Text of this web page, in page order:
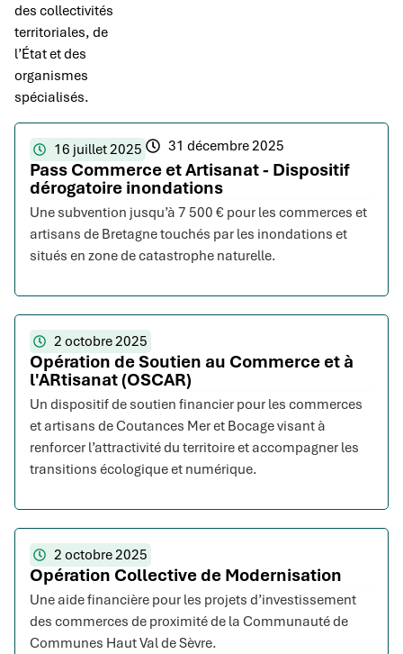
des collectivités
territoriales, de
l’État et des
organismes
spécialisés.
16 juillet 2025 31 décembre 2025
Pass Commerce et Artisanat - Dispositif
dérogatoire inondations
Une subvention jusqu’à 7 500 € pour les commerces et
artisans de Bretagne touchés par les inondations et
situés en zone de catastrophe naturelle.
2 octobre 2025
Opération de Soutien au Commerce et à
l'ARtisanat (OSCAR)
Un dispositif de soutien financier pour les commerces
et artisans de Coutances Mer et Bocage visant à
renforcer l’attractivité du territoire et accompagner les
transitions écologique et numérique.
2 octobre 2025
Opération Collective de Modernisation
Une aide financière pour les projets d’investissement
des commerces de proximité de la Communauté de
Communes Haut Val de Sèvre.